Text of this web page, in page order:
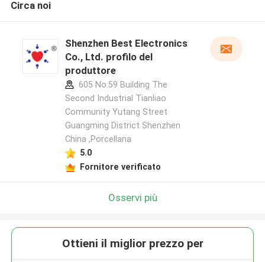
Circa noi
Shenzhen Best Electronics
Co., Ltd. profilo del
produttore
605 No.59 Building The
Second Industrial Tianliao
Community Yutang Street
Guangming District Shenzhen
China ,Porcellana
5.0
Fornitore verificato
Osservi più
Ottieni il miglior prezzo per